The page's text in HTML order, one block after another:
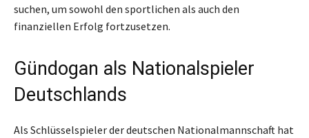
suchen, um sowohl den sportlichen als auch den
finanziellen Erfolg fortzusetzen.
Gündogan als Nationalspieler
Deutschlands
Als Schlüsselspieler der deutschen Nationalmannschaft hat